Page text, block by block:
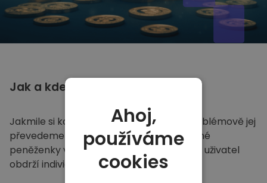
Jak a kde
Jakmile si koupíte na Kriptomatu
, bezproblémově jej
převedeme do vaší vyhrazené a bezpečné
peněženky v rámci naší platformy. Každý uživatel
obdrží individuální peněženku.
Ahoj,
používáme
cookies